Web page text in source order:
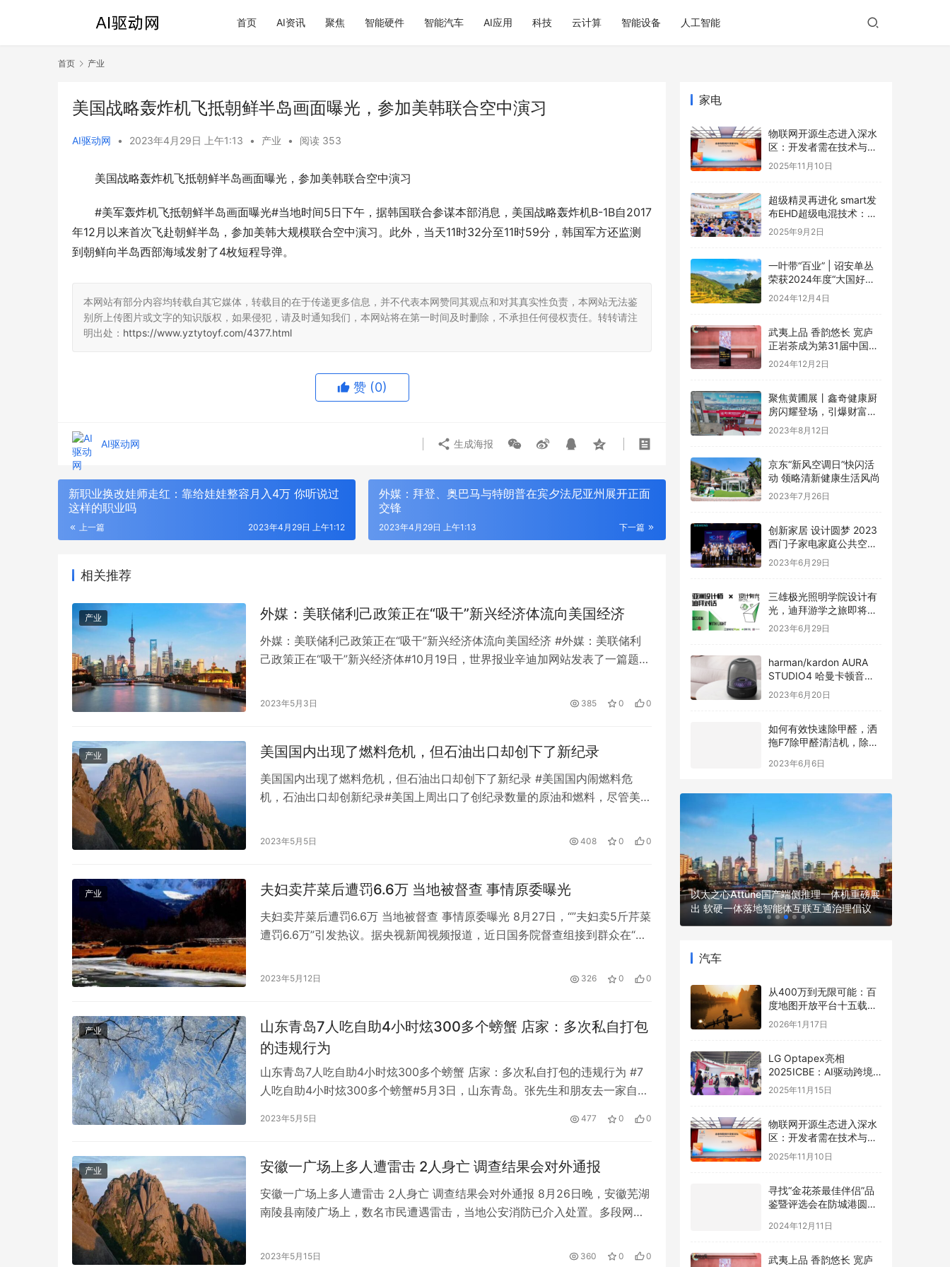
首页 AI资讯 聚焦 智能硬件 智能汽车 AI应用 科技 云计算 智能设备 人工智能
首页 产业
美国战略轰炸机飞抵朝鲜半岛画面曝光，参加美韩联合空中演习
AI驱动网 • 2023年4月29日 上午1:13 • 产业 • 阅读 353
美国战略轰炸机飞抵朝鲜半岛画面曝光，参加美韩联合空中演习
#美军轰炸机飞抵朝鲜半岛画面曝光#当地时间5日下午，据韩国联合参谋本部消息，美国战略轰炸机B-1B自2017
年12月以来首次飞赴朝鲜半岛，参加美韩大规模联合空中演习。此外，当天11时32分至11时59分，韩国军方还监测
到朝鲜向半岛西部海域发射了4枚短程导弹。
本网站有部分内容均转载自其它媒体，转载目的在于传递更多信息，并不代表本网赞同其观点和对其真实性负责，本网站无法鉴
别所上传图片或文字的知识版权，如果侵犯，请及时通知我们，本网站将在第一时间及时删除，不承担任何侵权责任。转转请注
明出处： https://www.yztytoyf.com/4377.html
赞 (0)
AI驱动网 生成海报
新职业换改娃师走红：靠给娃娃整容月入4万 你听说过
这样的职业吗
上一篇 2023年4月29日 上午1:12
外媒：拜登、奥巴马与特朗普在宾夕法尼亚州展开正面
交锋
下一篇
2023年4月29日 上午1:13
相关推荐
产业 外媒：美联储利己政策正在“吸干”新兴经济体流向美国经济
外媒：美联储利己政策正在“吸干”新兴经济体流向美国经济 #外媒：美联储利
己政策正在“吸干”新兴经济体#10月19日，世界报业辛迪加网站发表了一篇题为
员会副主席、首尔国立大学经济学特聘教授李根。文章摘编如下: 在世界努力应
2023年5月3日 385 0 0
产业 美国国内出现了燃料危机，但石油出口却创下了新纪录
美国国内出现了燃料危机，但石油出口却创下了新纪录 #美国国内闹燃料危
机，石油出口却创新纪录#美国上周出口了创纪录数量的原油和燃料，尽管美国
美国石油出口总量达到1140万桶/日，比前一周增加近200万桶/日。其中，汽
2023年5月5日 408 0 0
产业 夫妇卖芹菜后遭罚6.6万 当地被督查 事情原委曝光
夫妇卖芹菜后遭罚6.6万 当地被督查 事情原委曝光 8月27日，“”夫妇卖5斤芹菜
遭罚6.6万”引发热议。据央视新闻视频报道，近日国务院督查组接到群众在“国
管部门罚了6.6万元，督查组对此展开调查走访。 罗某夫妇经营一家蔬菜粮油
2023年5月12日 326 0 0
产业
山东青岛7人吃自助4小时炫300多个螃蟹 店家：多次私自打包
的违规行为
山东青岛7人吃自助4小时炫300多个螃蟹 店家：多次私自打包的违规行为 #7
人吃自助4小时炫300多个螃蟹#5月3日，山东青岛。张先生和朋友去一家自助
吃的很多，所以一般都选择食堂，吃了四个小时。他们吃了80多碗杨志吗哪，
没…
2023年5月5日 477 0 0
产业 安徽一广场上多人遭雷击 2人身亡 调查结果会对外通报
安徽一广场上多人遭雷击 2人身亡 调查结果会对外通报 8月26日晚，安徽芜湖
南陵县南陵广场上，数名市民遭遇雷击，当地公安消防已介入处置。多段网络
进行了检查，随后民警也赶到现场进行处置。 网友称，事发地点在安徽芜湖南
2023年5月15日 360 0 0
家电
物联网开源生态进入深水
区：开发者需在技术与商
业的夹缝中寻找破局之道
2025年11月10日
超级精灵再进化 smart发
布EHD超级电混技术：每
一程，比增程更成
2025年9月2日
一叶带“百业” | 诏安单丛
荣获2024年度“大国好货·
一县一品”特色品牌
2024年12月4日
武夷上品 香韵悠长 宽庐
正岩茶成为第31届中国国
际广告节唯一指定茶叶品
2024年12月2日
聚焦黄圃展丨鑫奇健康厨
房闪耀登场，引爆财富盛
宴
2023年8月12日
京东“新风空调日”快闪活
动 领略清新健康生活风尚
2023年7月26日
创新家居 设计圆梦 2023
西门子家电家庭公共空间
设计大赛圆满礼成
2023年6月29日
三雄极光照明学院设计有
光，迪拜游学之旅即将启
程
2023年6月29日
harman/kardon AURA
STUDIO4 哈曼卡顿音乐
琉璃四代全新发布
2023年6月20日
如何有效快速除甲醛，洒
拖F7除甲醛清洁机，除醛
2023年6月6日
以太之心牵手华为、阿里、三大运营商等
第十三届中欧新能源汽车及具身机器人轻量
化与先进复合材料创新国际峰会
成都小火科技：专业的软件定制开发服务商
以太之心Attune国产端侧推理一体机重磅展
出 软硬一体落地智能体互联互通治理倡议
汽车
从400万到无限可能：百
度地图开放平台十五载，
以全栈AI能力矩阵赋能产
业智能跃迁
2026年1月17日
LG Optapex亮相
2025ICBE：AI驱动跨境
新增长，携手卖家共赢全
2025年11月15日
物联网开源生态进入深水
区：开发者需在技术与商
业的夹缝中寻找破局之道
2025年11月10日
寻找“金花茶最佳伴侣”品
鉴暨评选会在防城港圆满
2024年12月11日
武夷上品 香韵悠长 宽庐